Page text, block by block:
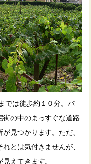
までは徒歩約１０分。バ
街の中のまっすぐな道路
見つかります。ただ、
とは気付きませんが、
見えてきます。